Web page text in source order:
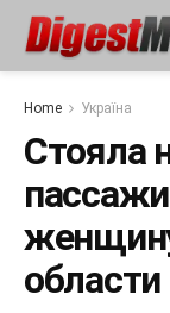
Home Україна
Стояла
области